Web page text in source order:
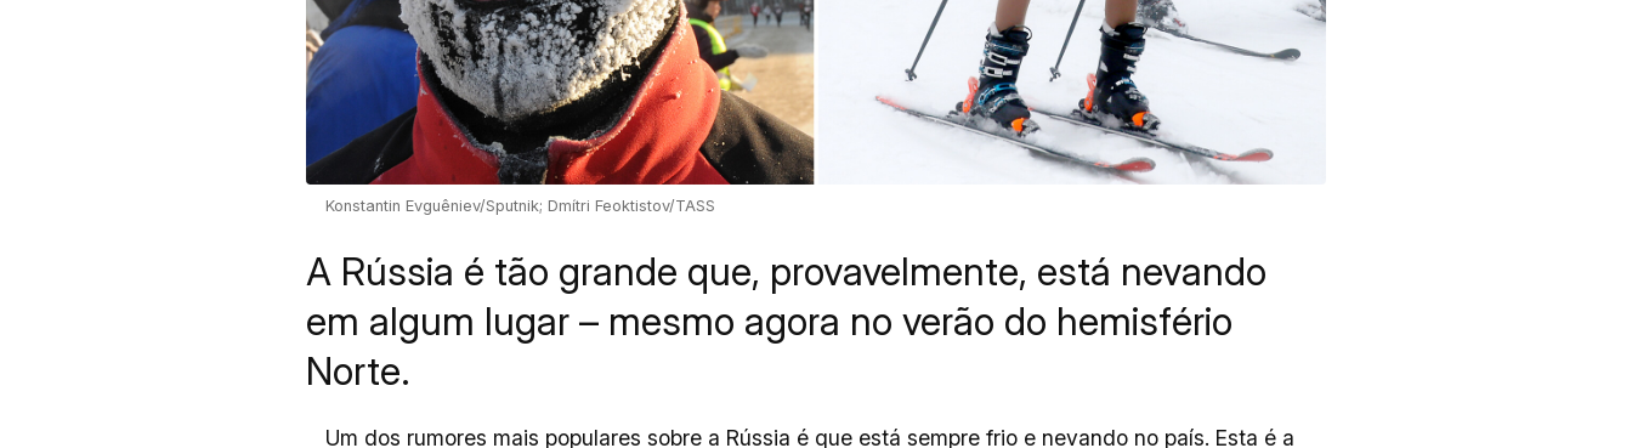
Konstantin Evguêniev/Sputnik; Dmítri Feoktistov/TASS
A Rússia é tão grande que, provavelmente, está nevando
em algum lugar – mesmo agora no verão do hemisfério
Norte.
Um dos rumores mais populares sobre a Rússia é que está sempre frio e nevando no país. Esta é a